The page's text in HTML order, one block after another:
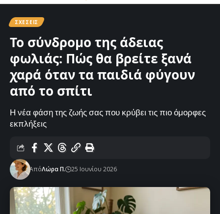
ΣΧΈΣΕΙΣ
Το σύνδρομο της άδειας
φωλιάς: Πώς θα βρείτε ξανά
χαρά όταν τα παιδιά φύγουν
από το σπίτι
Η νέα φάση της ζωής σας που κρύβει τις πιο όμορφες
εκπλήξεις
ΑπόΛώρα Π. 25 Ιουνίου 2026